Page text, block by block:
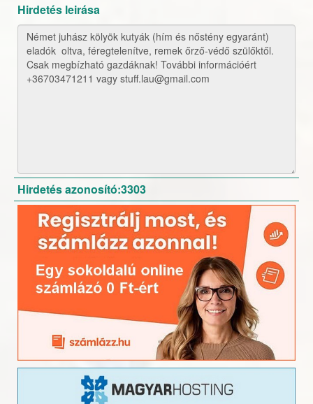
Hirdetés leirása
Hirdetés azonosító:3303